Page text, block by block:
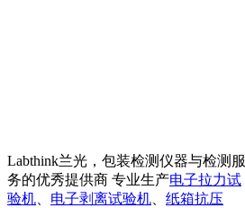
Labthink兰光，包装检测仪器与检测服
务的优秀提供商 专业生产电子拉力试
验机
电子剥离试验机
纸箱抗压